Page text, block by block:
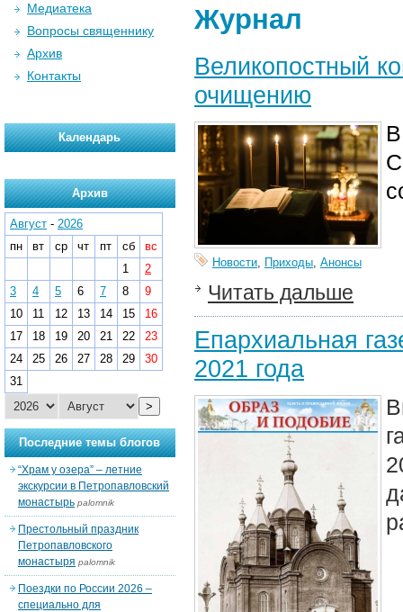
Журнал
Великопостный
очищению
Новости, Приходы, Анонсы
Читать дальше
Епархиальная
2021 года
Медиатека
Вопросы священнику
Архив
Контакты
Календарь
Архив
Август - 2026
пн
вт ср чт пт сб
вс
1
2
3
4 5 6 7 8
9
10
11 12 13 14 15
16
17
18 19 20 21 22
23
24
25 26 27 28 29
30
31
>
Последние темы блогов
“Храм у озера” – летние
экскурсии в Петропавловский
монастырь palomnik
Престольный праздник
Петропавловского
монастыря palomnik
Поездки по России 2026 –
специально для